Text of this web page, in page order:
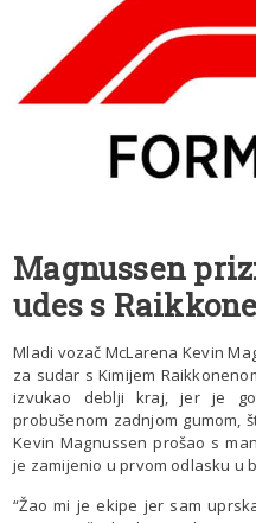
Magnussen
udes s
Mladi vozač McLarena Kevin
za sudar s Kimijem
izvukao deblji kraj, jer je
probušenom zadnjom gumom,
Kevin Magnussen prošao s
je zamijenio u prvom odlasku u
“Žao mi je ekipe jer sam